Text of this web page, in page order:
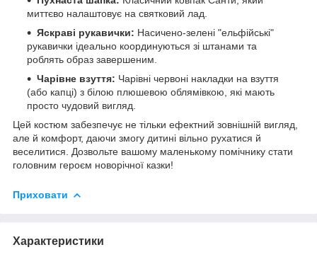
миттєво налаштовує на святковий лад.
Яскраві рукавички: Насичено-зелені "ельфійські"
рукавички ідеально координуються зі штанами та
роблять образ завершеним.
Чарівне взуття: Чарівні червоні накладки на взуття
(або капці) з білою плюшевою облямівкою, які мають
просто чудовий вигляд.
Цей костюм забезпечує не тільки ефектний зовнішній вигляд,
але й комфорт, даючи змогу дитині вільно рухатися й
веселитися. Дозвольте вашому маленькому помічнику стати
головним героєм новорічної казки!
Приховати
Характеристики